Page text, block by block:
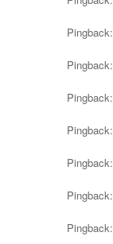
Pingback:
Pingback:
Pingback:
Pingback:
Pingback:
Pingback:
Pingback: